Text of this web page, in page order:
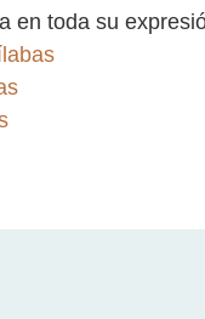
en toda su